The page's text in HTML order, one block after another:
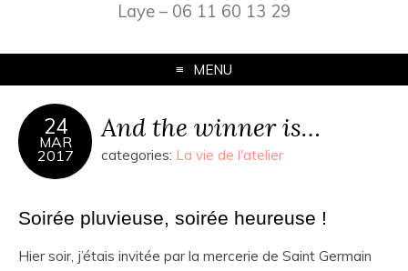
Laye – 06 11 60 13 29
MENU
24
MAR
2017
And the winner is…
categories: La vie de l'atelier
Soirée pluvieuse, soirée heureuse !
Hier soir, j’étais invitée par la mercerie de Saint Germain